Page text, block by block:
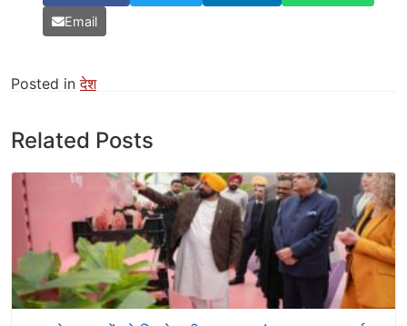
Email
Posted inदेश
Related Posts